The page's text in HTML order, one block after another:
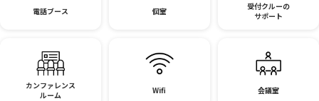
電話ブース 個室
受付クルーの
サポート
カンファレンス
ルーム
Wifi 会議室